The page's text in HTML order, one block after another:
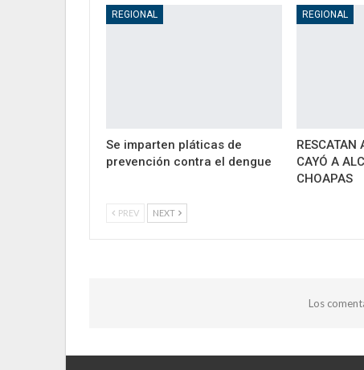
REGIONAL
Se imparten pláticas de
prevención contra el dengue
REGIONAL
RESCATAN
CAYÓ A
CHOAPAS
PREV NEXT
Los